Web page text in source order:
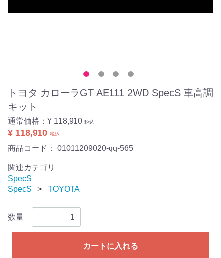
トヨタ カローラGT AE111 2WD SpecS 車高調
キット
通常価格： ¥ 118,910 税込
¥ 118,910 税込
商品コード： 01011209020-qq-565
関連カテゴリ
SpecS
SpecS
TOYOTA
数量
カートに入れる